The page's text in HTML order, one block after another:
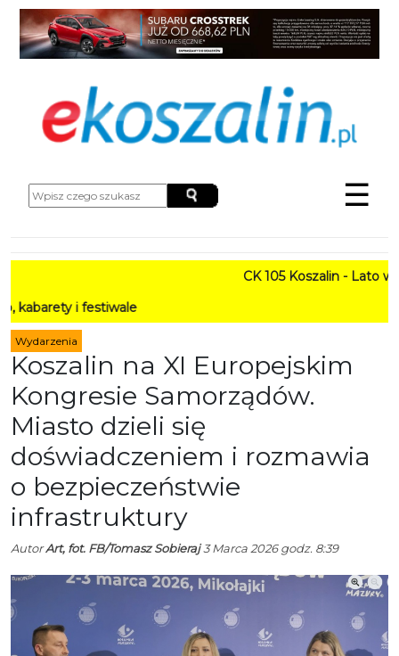
☰
CK 105 Koszalin - Lato w Mieście
i festiwale
Wydarzenia
Koszalin na XI Europejskim
Kongresie Samorządów.
Miasto dzieli się
doświadczeniem i rozmawia
o bezpieczeństwie
infrastruktury
AutorArt, fot. FB/Tomasz Sobieraj3 Marca 2026 godz. 8:39